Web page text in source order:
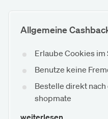
Allgemeine
Erlaube Cookies im
Benutze keine
Bestelle direkt
shopmate
weiterlesen